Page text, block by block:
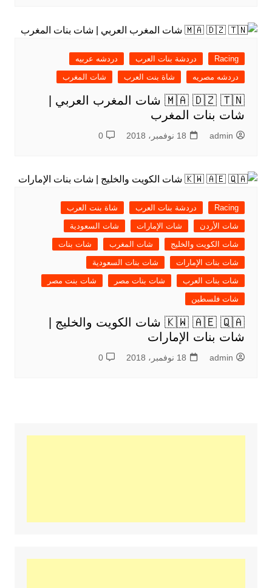
Racing دردشة بنات العرب
دردشه عربيه
دردشه مصريه
شاة بنت العرب شات المغرب
🇲🇦 🇩🇿 🇹🇳 شات المغرب العربي |
شات بنات المغرب
admin 18 نوفمبر، 2018 0
Racing دردشة بنات العرب
شاة بنت العرب
شات الأردن
شات الإمارات
شات السعودية
شات الكويت والخليج
شات المغرب
شات بنات
شات بنات الإمارات
شات بنات السعودية
شات بنات العرب
شات بنات مصر
شات بنت مصر
شات فلسطين
🇰🇼 🇦🇪 🇶🇦 شات الكويت والخليج |
شات بنات الإمارات
admin 18 نوفمبر، 2018 0